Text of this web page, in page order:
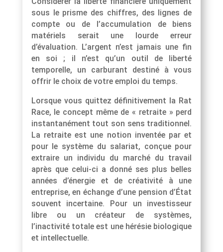
sous le prisme des chiffres, des lignes de
compte ou de l’accumulation de biens
matériels serait une lourde erreur
d’évaluation. L’argent n’est jamais une fin
en soi ; il n’est qu’un outil de liberté
temporelle, un carburant destiné à vous
offrir le choix de votre emploi du temps.
Lorsque vous quittez définitivement la Rat
Race, le concept même de « retraite » perd
instantanément tout son sens traditionnel.
La retraite est une notion inventée par et
pour le système du salariat, conçue pour
extraire un individu du marché du travail
après que celui-ci a donné ses plus belles
années d’énergie et de créativité à une
entreprise, en échange d’une pension d’État
souvent incertaine. Pour un investisseur
libre ou un créateur de systèmes,
l’inactivité totale est une hérésie biologique
et intellectuelle.